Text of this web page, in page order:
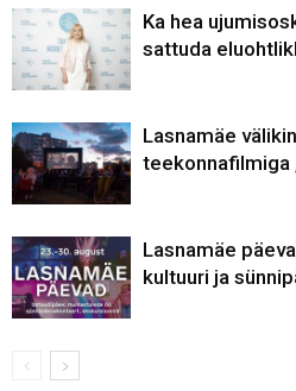
Ka hea
sattuda
Lasnamäe
teekonnafilmiga
Lasnamäe
kultuuri ja